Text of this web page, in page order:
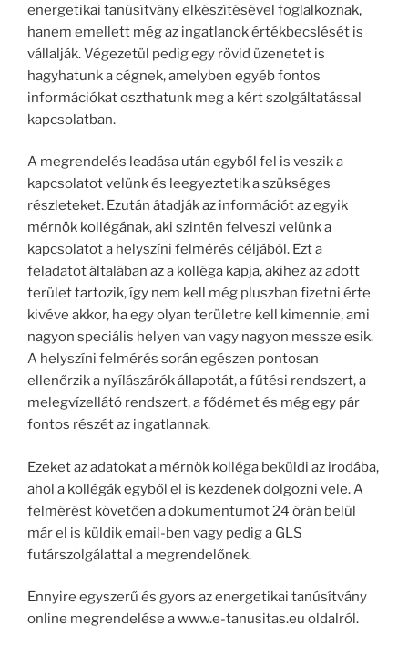
energetikai tanúsítvány elkészítésével foglalkoznak,
hanem emellett még az ingatlanok értékbecslését is
vállalják. Végezetül pedig egy rövid üzenetet is
hagyhatunk a cégnek, amelyben egyéb fontos
információkat oszthatunk meg a kért szolgáltatással
kapcsolatban.
A megrendelés leadása után egyből fel is veszik a
kapcsolatot velünk és leegyeztetik a szükséges
részleteket. Ezután átadják az információt az egyik
mérnök kollégának, aki szintén felveszi velünk a
kapcsolatot a helyszíni felmérés céljából. Ezt a
feladatot általában az a kolléga kapja, akihez az adott
terület tartozik, így nem kell még pluszban fizetni érte
kivéve akkor, ha egy olyan területre kell kimennie, ami
nagyon speciális helyen van vagy nagyon messze esik.
A helyszíni felmérés során egészen pontosan
ellenőrzik a nyílászárók állapotát, a fűtési rendszert, a
melegvízellátó rendszert, a fődémet és még egy pár
fontos részét az ingatlannak.
Ezeket az adatokat a mérnök kolléga beküldi az irodába,
ahol a kollégák egyből el is kezdenek dolgozni vele. A
felmérést követően a dokumentumot 24 órán belül
már el is küldik email-ben vagy pedig a GLS
futárszolgálattal a megrendelőnek.
Ennyire egyszerű és gyors az energetikai tanúsítvány
online megrendelése a www.e-tanusitas.eu oldalról.